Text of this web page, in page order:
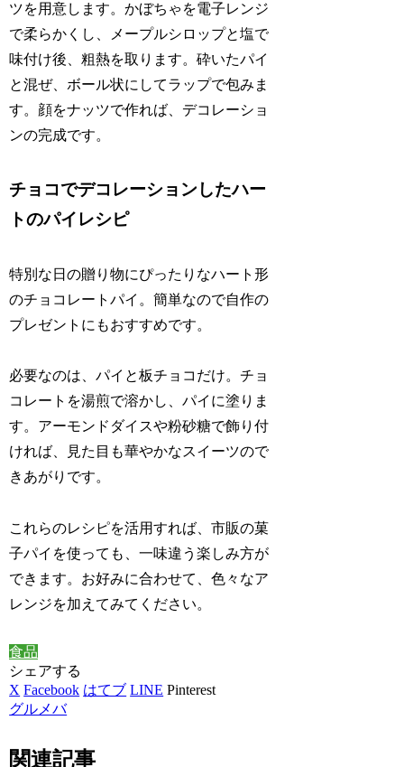
ツを用意します。かぼちゃを電子レンジ
で柔らかくし、メープルシロップと塩で
味付け後、粗熱を取ります。砕いたパイ
と混ぜ、ボール状にしてラップで包みま
す。顔をナッツで作れば、デコレーショ
ンの完成です。
チョコでデコレーションしたハー
トのパイレシピ
特別な日の贈り物にぴったりなハート形
のチョコレートパイ。簡単なので自作の
プレゼントにもおすすめです。
必要なのは、パイと板チョコだけ。チョ
コレートを湯煎で溶かし、パイに塗りま
す。アーモンドダイスや粉砂糖で飾り付
ければ、見た目も華やかなスイーツので
きあがりです。
これらのレシピを活用すれば、市販の菓
子パイを使っても、一味違う楽しみ方が
できます。お好みに合わせて、色々なア
レンジを加えてみてください。
食品
シェアする
X Facebook はてブ LINE Pinterest
グルメバ
関連記事